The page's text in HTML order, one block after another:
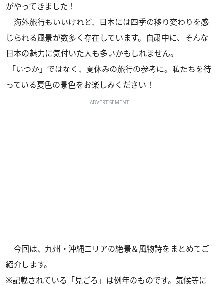
がやってきました！
海外旅行もいいけれど、日本には四季の移り変わりを感
じられる風景が数多く存在しています。自粛中に、そんな
日本の魅力に気付いた人も多いかもしれません。
「いつか」ではなく、夏休みの旅行の参考に。私たちを待
っている夏色の景色をお楽しみください！
ADVERTISEMENT
今回は、九州・沖縄エリアの絶景＆風物詩をまとめてご
紹介します。
※記載されている「見ごろ」は例年のものです。気候等に